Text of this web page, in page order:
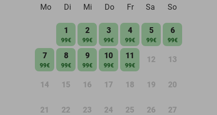
Mo
Di Mi Do Fr Sa So
1
99€
2
99€
3
99€
4
99€
5
99€
6
99€
7
99€
8
99€
9
99€
10
99€
11
99€
12 13
14 15 16 17 18 19 20
21 22 23 24 25 26 27